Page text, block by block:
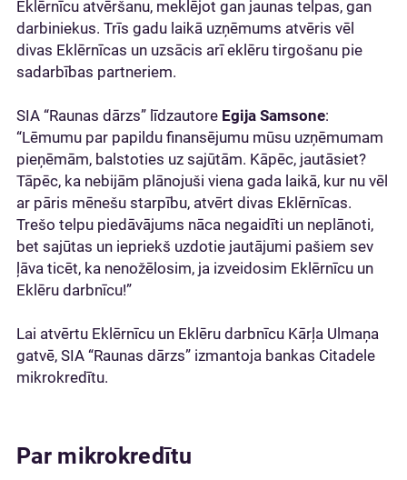
Eklērnīcu atvēršanu, meklējot gan jaunas telpas, gan
darbiniekus. Trīs gadu laikā uzņēmums atvēris vēl
divas Eklērnīcas un uzsācis arī eklēru tirgošanu pie
sadarbības partneriem.
SIA “Raunas dārzs” līdzautore Egija Samsone:
“Lēmumu par papildu finansējumu mūsu uzņēmumam
pieņēmām, balstoties uz sajūtām. Kāpēc, jautāsiet?
Tāpēc, ka nebijām plānojuši viena gada laikā, kur nu vēl
ar pāris mēnešu starpību, atvērt divas Eklērnīcas.
Trešo telpu piedāvājums nāca negaidīti un neplānoti,
bet sajūtas un iepriekš uzdotie jautājumi pašiem sev
ļāva ticēt, ka nenožēlosim, ja izveidosim Eklērnīcu un
Eklēru darbnīcu!”
Lai atvērtu Eklērnīcu un Eklēru darbnīcu Kārļa Ulmaņa
gatvē, SIA “Raunas dārzs” izmantoja bankas Citadele
mikrokredītu.
Par mikrokredītu